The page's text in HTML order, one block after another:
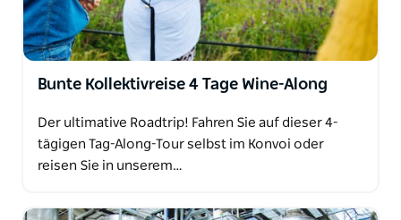
Bunte Kollektivreise 4 Tage Wine-Along
Der ultimative Roadtrip! Fahren Sie auf dieser 4-
tägigen Tag-Along-Tour selbst im Konvoi oder
reisen Sie in unserem…